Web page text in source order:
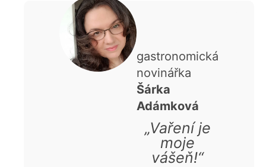
gastronomická
novinářka
Šárka
Adámková
„Vaření je
moje
vášeň!“